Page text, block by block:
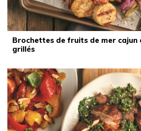
Brochettes de fruits de mer cajun
grillés